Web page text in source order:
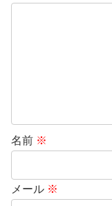
名前 ※
メール ※